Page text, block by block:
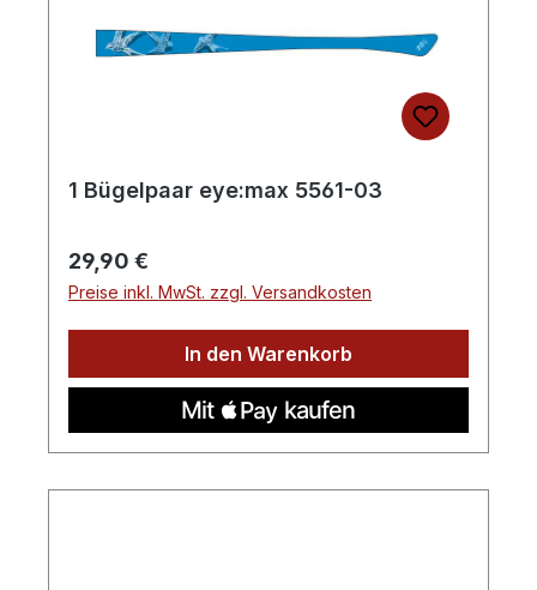
1 Bügelpaar eye:max 5561-03
Regulärer Preis:
29,90 €
Preise inkl. MwSt. zzgl. Versandkosten
In den Warenkorb